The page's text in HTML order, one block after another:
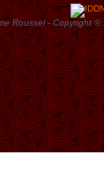
Roussel - Copyright